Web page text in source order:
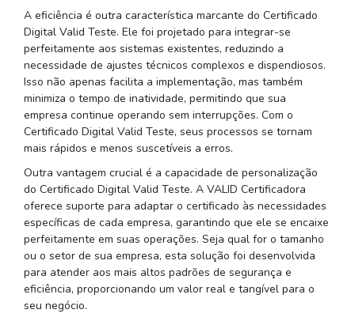
A eficiência é outra característica marcante do Certificado
Digital Valid Teste. Ele foi projetado para integrar-se
perfeitamente aos sistemas existentes, reduzindo a
necessidade de ajustes técnicos complexos e dispendiosos.
Isso não apenas facilita a implementação, mas também
minimiza o tempo de inatividade, permitindo que sua
empresa continue operando sem interrupções. Com o
Certificado Digital Valid Teste, seus processos se tornam
mais rápidos e menos suscetíveis a erros.
Outra vantagem crucial é a capacidade de personalização
do Certificado Digital Valid Teste. A VALID Certificadora
oferece suporte para adaptar o certificado às necessidades
específicas de cada empresa, garantindo que ele se encaixe
perfeitamente em suas operações. Seja qual for o tamanho
ou o setor de sua empresa, esta solução foi desenvolvida
para atender aos mais altos padrões de segurança e
eficiência, proporcionando um valor real e tangível para o
seu negócio.